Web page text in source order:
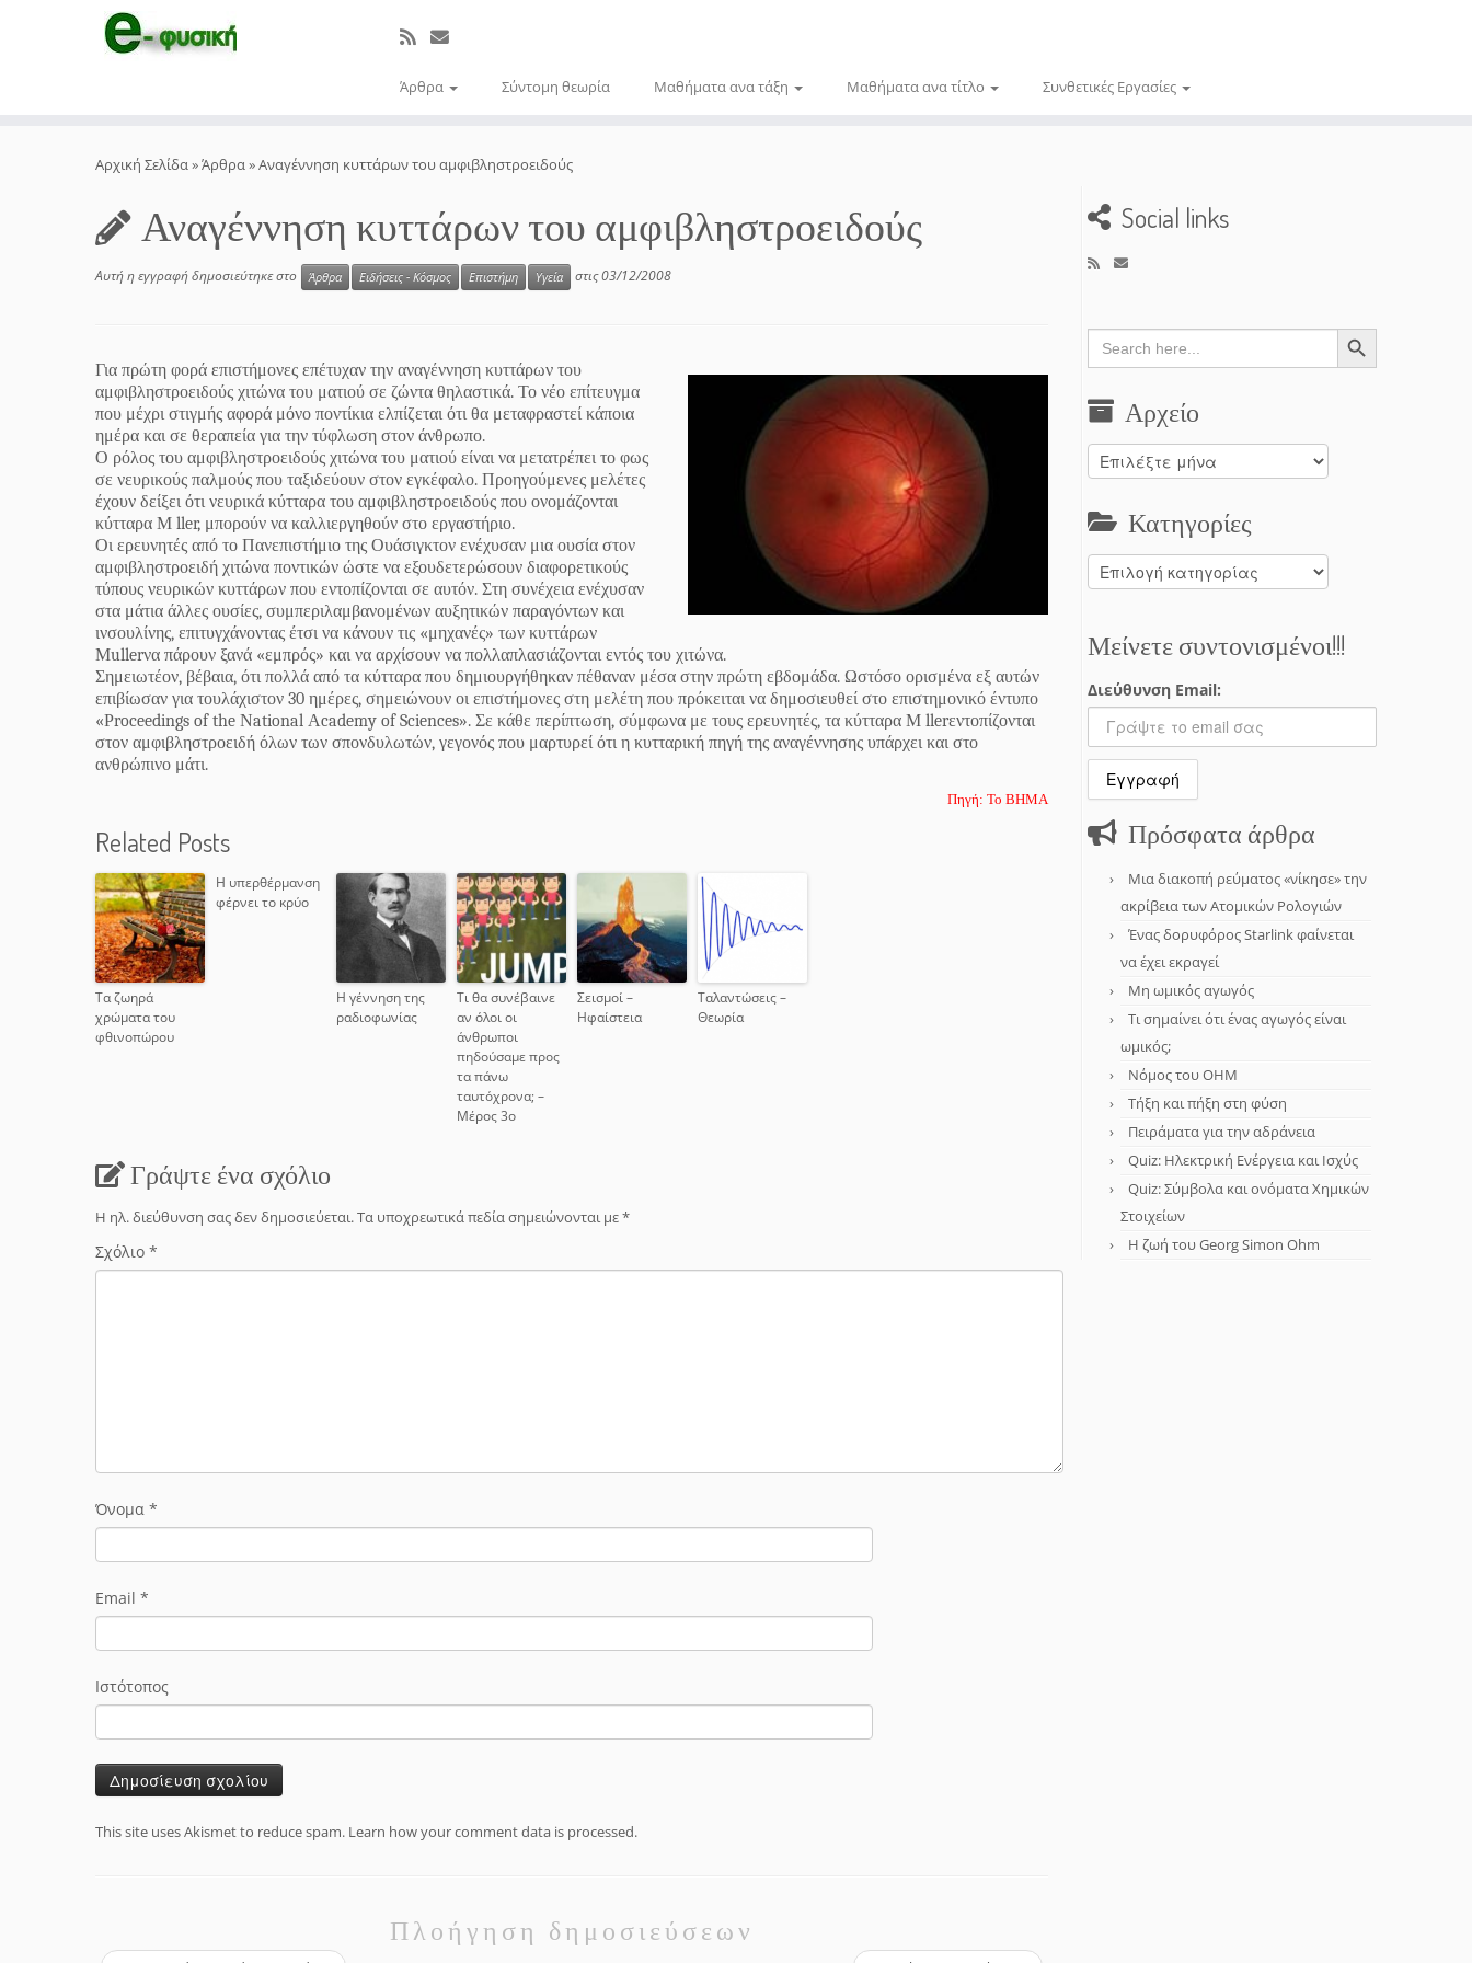
Άρθρα Σύντομη θεωρία Μαθήματα ανα τάξη Μαθήματα ανα τίτλο Συνθετικές Εργασίες
Αρχική Σελίδα»Άρθρα»Αναγέννηση κυττάρων του αμφιβληστροειδούς
Αναγέννηση κυττάρων του αμφιβληστροειδούς
Αυτή η εγγραφή δημοσιεύτηκε στο Άρθρα Ειδήσεις - Κόσμος Επιστήμη Υγεία στις03/12/2008
Για πρώτη φορά επιστήμονες επέτυχαν την αναγέννηση κυττάρων του
αμφιβληστροειδούς χιτώνα του ματιού σε ζώντα θηλαστικά. Το νέο επίτευγμα
που μέχρι στιγμής αφορά μόνο ποντίκια ελπίζεται ότι θα μεταφραστεί κάποια
ημέρα και σε θεραπεία για την τύφλωση στον άνθρωπο.
Ο ρόλος του αμφιβληστροειδούς χιτώνα του ματιού είναι να μετατρέπει το φως
σε νευρικούς παλμούς που ταξιδεύουν στον εγκέφαλο. Προηγούμενες μελέτες
έχουν δείξει ότι νευρικά κύτταρα του αμφιβληστροειδούς που ονομάζονται
κύτταρα Μ ller, μπορούν να καλλιεργηθούν στο εργαστήριο.
Οι ερευνητές από το Πανεπιστήμιο της Ουάσιγκτον ενέχυσαν μια ουσία στον
αμφιβληστροειδή χιτώνα ποντικών ώστε να εξουδετερώσουν διαφορετικούς
τύπους νευρικών κυττάρων που εντοπίζονται σε αυτόν. Στη συνέχεια ενέχυσαν
στα μάτια άλλες ουσίες, συμπεριλαμβανομένων αυξητικών παραγόντων και
ινσουλίνης, επιτυγχάνοντας έτσι να κάνουν τις «μηχανές» των κυττάρων
Μullerνα πάρουν ξανά «εμπρός» και να αρχίσουν να πολλαπλασιάζονται εντός του χιτώνα.
Σημειωτέον, βέβαια, ότι πολλά από τα κύτταρα που δημιουργήθηκαν πέθαναν μέσα στην πρώτη εβδομάδα. Ωστόσο ορισμένα εξ αυτών
επιβίωσαν για τουλάχιστον 30 ημέρες, σημειώνουν οι επιστήμονες στη μελέτη που πρόκειται να δημοσιευθεί στο επιστημονικό έντυπο
«Ρroceedings of the Νational Αcademy of Sciences». Σε κάθε περίπτωση, σύμφωνα με τους ερευνητές, τα κύτταρα Μ llerεντοπίζονται
στον αμφιβληστροειδή όλων των σπονδυλωτών, γεγονός που μαρτυρεί ότι η κυτταρική πηγή της αναγέννησης υπάρχει και στο
ανθρώπινο μάτι.
Πηγή: Το ΒΗΜΑ
Related Posts
Τα ζωηρά
χρώματα του
φθινοπώρου
Η υπερθέρμανση
φέρνει το κρύο
Η γέννηση της
ραδιοφωνίας
Τι θα συνέβαινε
αν όλοι οι
άνθρωποι
πηδούσαμε προς
τα πάνω
ταυτόχρονα; –
Μέρος 3ο
Σεισμοί –
Ηφαίστεια
Ταλαντώσεις –
Θεωρία
Γράψτε ένα σχόλιο
Η ηλ. διεύθυνση σας δεν δημοσιεύεται.Τα υποχρεωτικά πεδία σημειώνονται με*
Σχόλιο *
Όνομα *
Email *
Ιστότοπος
This site uses Akismet to reduce spam. Learn how your comment data is processed.
Πλοήγηση δημοσιεύσεων
Social links
Search
for:
Search Button
Αρχείο
Αρχείο
Κατηγορίες
Κατηγορίες
Μείνετε συντονισμένοι!!!
Διεύθυνση Email:
Πρόσφατα άρθρα
Μια διακοπή ρεύματος «νίκησε» την
ακρίβεια των Ατομικών Ρολογιών
Ένας δορυφόρος Starlink φαίνεται
να έχει εκραγεί
Μη ωμικός αγωγός
Τι σημαίνει ότι ένας αγωγός είναι
ωμικός;
Νόμος του OHM
Τήξη και πήξη στη φύση
Πειράματα για την αδράνεια
Quiz: Ηλεκτρική Ενέργεια και Ισχύς
Quiz: Σύμβολα και ονόματα Χημικών
Στοιχείων
Η ζωή του Georg Simon Ohm